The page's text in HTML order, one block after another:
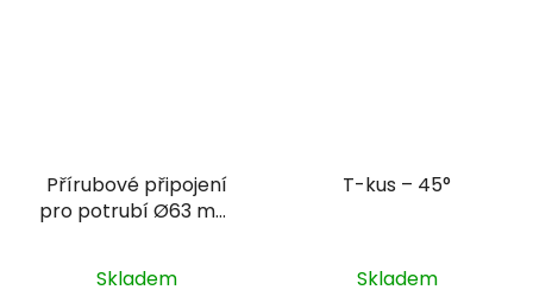
Přírubové připojení
pro potrubí Ø63 mm
Skladem
T-kus – 45°
Skladem